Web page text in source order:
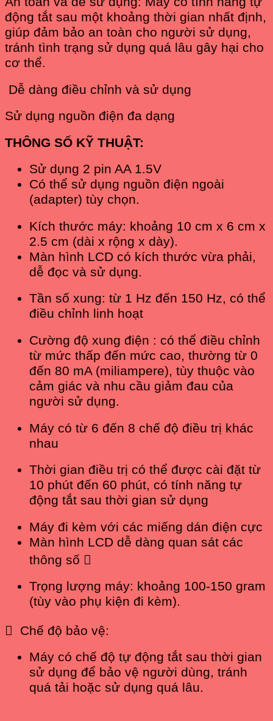
động tắt sau một khoảng thời gian nhất định,
giúp đảm bảo an toàn cho người sử dụng,
tránh tình trạng sử dụng quá lâu gây hại cho
cơ thể.
Dễ dàng điều chỉnh và sử dụng
Sử dụng nguồn điện đa dạng
THÔNG SỐ KỸ THUẬT:
Sử dụng 2 pin AA 1.5V
Có thể sử dụng nguồn điện ngoài
(adapter) tùy chọn.
Kích thước máy: khoảng 10 cm x 6 cm x
2.5 cm (dài x rộng x dày).
Màn hình LCD có kích thước vừa phải,
dễ đọc và sử dụng.
Tần số xung: từ 1 Hz đến 150 Hz, có thể
điều chỉnh linh hoạt
Cường độ xung điện : có thể điều chỉnh
từ mức thấp đến mức cao, thường từ 0
đến 80 mA (miliampere), tùy thuộc vào
cảm giác và nhu cầu giảm đau của
người sử dụng.
Máy có từ 6 đến 8 chế độ điều trị khác
nhau
Thời gian điều trị có thể được cài đặt từ
10 phút đến 60 phút, có tính năng tự
động tắt sau thời gian sử dụng
Máy đi kèm với các miếng dán điện cực
Màn hình LCD dễ dàng quan sát các
thông số 
Trọng lượng máy: khoảng 100-150 gram
(tùy vào phụ kiện đi kèm).
 Chế độ bảo vệ:
Máy có chế độ tự động tắt sau thời gian
sử dụng để bảo vệ người dùng, tránh
quá tải hoặc sử dụng quá lâu.